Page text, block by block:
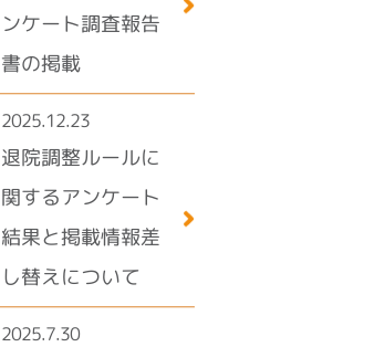
ンケート調査報告
書の掲載
2025.12.23
退院調整ルールに
関するアンケート
結果と掲載情報差
し替えについて
2025.7.30